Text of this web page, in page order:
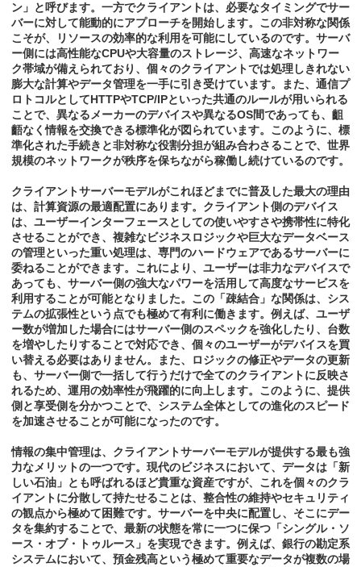
ン」と呼びます。一方でクライアントは、必要なタイミングでサー
バーに対して能動的にアプローチを開始します。この非対称な関係
こそが、リソースの効率的な利用を可能にしているのです。サーバ
ー側には高性能なCPUや大容量のストレージ、高速なネットワー
ク帯域が備えられており、個々のクライアントでは処理しきれない
膨大な計算やデータ管理を一手に引き受けています。また、通信プ
ロトコルとしてHTTPやTCP/IPといった共通のルールが用いられる
ことで、異なるメーカーのデバイスや異なるOS間であっても、齟
齬なく情報を交換できる標準化が図られています。このように、標
準化された手続きと非対称な役割分担が組み合わさることで、世界
規模のネットワークが秩序を保ちながら稼働し続けているのです。
クライアントサーバーモデルがこれほどまでに普及した最大の理由
は、計算資源の最適配置にあります。クライアント側のデバイス
は、ユーザーインターフェースとしての使いやすさや携帯性に特化
させることができ、複雑なビジネスロジックや巨大なデータベース
の管理といった重い処理は、専門のハードウェアであるサーバーに
委ねることができます。これにより、ユーザーは非力なデバイスで
あっても、サーバー側の強大なパワーを活用して高度なサービスを
利用することが可能となりました。この「疎結合」な関係は、シス
テムの拡張性という点でも極めて有利に働きます。例えば、ユーザ
ー数が増加した場合にはサーバー側のスペックを強化したり、台数
を増やしたりすることで対応でき、個々のユーザーがデバイスを買
い替える必要はありません。また、ロジックの修正やデータの更新
も、サーバー側で一括して行うだけで全てのクライアントに反映さ
れるため、運用の効率性が飛躍的に向上します。このように、提供
側と享受側を分かつことで、システム全体としての進化のスピード
を加速させることが可能になったのです。
情報の集中管理は、クライアントサーバーモデルが提供する最も強
力なメリットの一つです。現代のビジネスにおいて、データは「新
しい石油」とも呼ばれるほど貴重な資産ですが、これを個々のクラ
イアントに分散して持たせることは、整合性の維持やセキュリティ
の観点から極めて困難です。サーバーを中央に配置し、そこにデー
タを集約することで、最新の状態を常に一つに保つ「シングル・ソ
ース・オブ・トゥルース」を実現できます。例えば、銀行の勘定系
システムにおいて、預金残高という極めて重要なデータが複数の場